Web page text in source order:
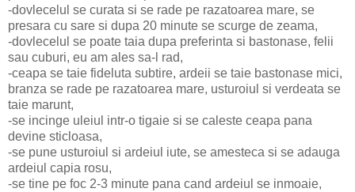
-dovlecelul se curata si se rade pe razatoarea mare, se
presara cu sare si dupa 20 minute se scurge de zeama,
-dovlecelul se poate taia dupa preferinta si bastonase, felii
sau cuburi, eu am ales sa-l rad,
-ceapa se taie fideluta subtire, ardeii se taie bastonase mici,
branza se rade pe razatoarea mare, usturoiul si verdeata se
taie marunt,
-se incinge uleiul intr-o tigaie si se caleste ceapa pana
devine sticloasa,
-se pune usturoiul si ardeiul iute, se amesteca si se adauga
ardeiul capia rosu,
-se tine pe foc 2-3 minute pana cand ardeiul se inmoaie,